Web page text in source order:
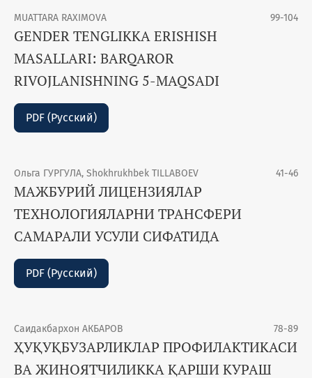
MUATTARA RAXIMOVA 99-104
GENDER TENGLIKKA ERISHISH
MASALLARI: BARQAROR
RIVOJLANISHNING 5-MAQSADI
PDF (Русский)
Ольга ГУРГУЛА, Shokhrukhbek TILLABOEV 41-46
МАЖБУРИЙ ЛИЦЕНЗИЯЛАР
ТЕХНОЛОГИЯЛАРНИ ТРАНСФЕРИ
САМАРАЛИ УСУЛИ СИФАТИДА
PDF (Русский)
Саидакбархон АКБАРОВ 78-89
ҲУҚУҚБУЗАРЛИКЛАР ПРОФИЛАКТИКАСИ
ВА ЖИНОЯТЧИЛИККА ҚАРШИ КУРАШ